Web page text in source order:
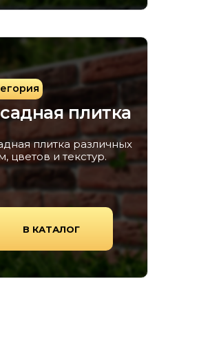
плитка
плитка различных
цветов и текстур.
В КАТАЛОГ